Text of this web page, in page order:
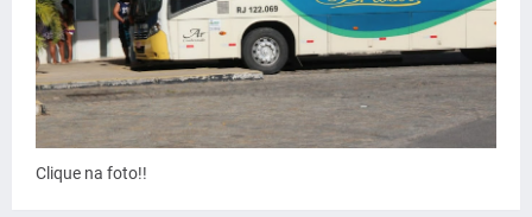
Clique na foto!!